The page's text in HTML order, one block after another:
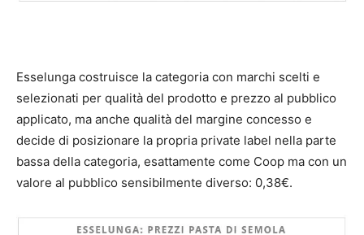
Esselunga costruisce la categoria con marchi scelti e
selezionati per qualità del prodotto e prezzo al pubblico
applicato, ma anche qualità del margine concesso e
decide di posizionare la propria private label nella parte
bassa della categoria, esattamente come Coop ma con un
valore al pubblico sensibilmente diverso: 0,38€.